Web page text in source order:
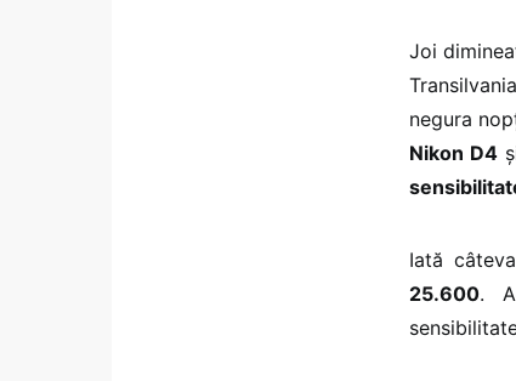
Joi
Transilvania
negura
Nikon D4
Iată
25.600.